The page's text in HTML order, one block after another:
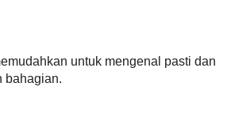
untuk mengenal pasti dan
bahagian.